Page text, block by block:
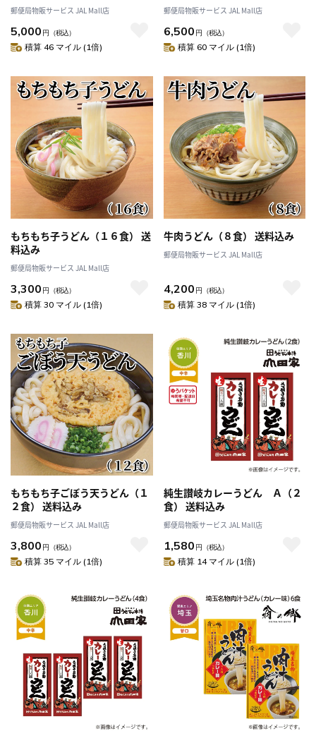
郵便局物販サービス JAL Mall店
5,000 円 （税込）
積算 46 マイル (1倍)
郵便局物販サービス JAL Mall店
6,500 円 （税込）
積算 60 マイル (1倍)
もちもち子うどん（１６食） 送
料込み
郵便局物販サービス JAL Mall店
3,300 円 （税込）
積算 30 マイル (1倍)
牛肉うどん（８食） 送料込み
郵便局物販サービス JAL Mall店
4,200 円 （税込）
積算 38 マイル (1倍)
もちもち子ごぼう天うどん（１
２食） 送料込み
郵便局物販サービス JAL Mall店
3,800 円 （税込）
積算 35 マイル (1倍)
純生讃岐カレーうどん Ａ（２
食） 送料込み
郵便局物販サービス JAL Mall店
1,580 円 （税込）
積算 14 マイル (1倍)